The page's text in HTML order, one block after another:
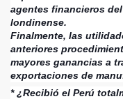
agentes financieros
londinense.
Finalmente, las
anteriores
mayores ganancias a
exportaciones de
* ¿Recibió el Perú